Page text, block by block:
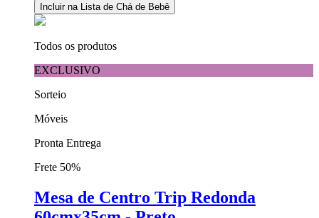
Incluir na Lista de Chá de Bebê
Todos os produtos
EXCLUSIVO
Sorteio
Móveis
Pronta Entrega
Frete 50%
Mesa de Centro Trip Redonda